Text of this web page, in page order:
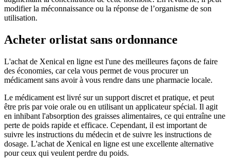
modifier la méconnaissance ou la réponse de l’organisme de son
utilisation.
Acheter orlistat sans ordonnance
L'achat de Xenical en ligne est l'une des meilleures façons de faire
des économies, car cela vous permet de vous procurer un
médicament sans avoir à vous rendre dans une pharmacie locale.
Le médicament est livré sur un support discret et pratique, et peut
être pris par voie orale ou en utilisant un applicateur spécial. Il agit
en inhibant l'absorption des graisses alimentaires, ce qui entraîne une
perte de poids rapide et efficace. Cependant, il est important de
suivre les instructions du médecin et de suivre les instructions de
dosage. L'achat de Xenical en ligne est une excellente alternative
pour ceux qui veulent perdre du poids.